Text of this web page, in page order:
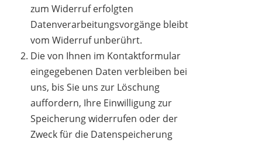
zum Widerruf erfolgten
Datenverarbeitungsvorgänge bleibt
vom Widerruf unberührt.
Die von Ihnen im Kontaktformular
eingegebenen Daten verbleiben bei
uns, bis Sie uns zur Löschung
auffordern, Ihre Einwilligung zur
Speicherung widerrufen oder der
Zweck für die Datenspeicherung